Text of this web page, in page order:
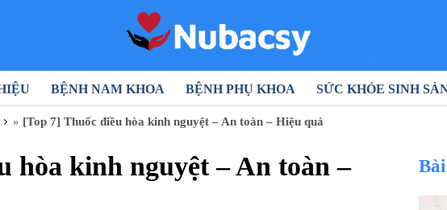
BỆNH NAM KHOA BỆNH PHỤ KHOA SỨC KHỎE SINH
» [Top 7] Thuốc điều hòa kinh nguyệt – An toàn – Hiệu quả
hòa kinh nguyệt – An toàn –